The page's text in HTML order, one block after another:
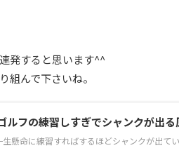
発すると思います^^
組んで下さいね。
ルフの練習しすぎでシャンクが出
懸命に練習すればするほどシャンクが出て